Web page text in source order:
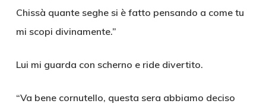
Chissà quante seghe si è fatto pensando a come tu
mi scopi divinamente.”
Lui mi guarda con scherno e ride divertito.
“Va bene cornutello, questa sera abbiamo deciso